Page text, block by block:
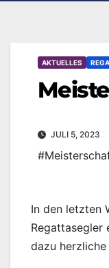
AKTUELLES
JULI 5, 2023
In den letzten
Regattasegler
dazu